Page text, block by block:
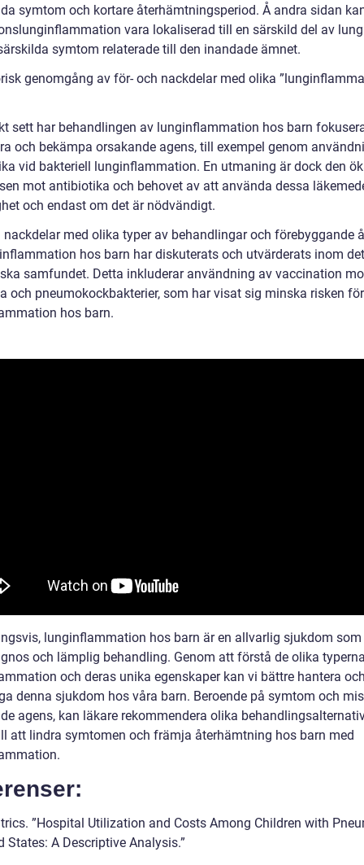
symtom och kortare återhämtningsperiod. Å andra sidan
vara lokaliserad till en särskild del av
symtom relaterade till den inandade ämnet.
genomgång av för- och nackdelar med olika
sett har behandlingen av lunginflammation hos barn
och bekämpa orsakande agens, till exempel genom
vid bakteriell lunginflammation. En utmaning är dock den
mot antibiotika och behovet av att använda dessa
och endast om det är nödvändigt.
nackdelar med olika typer av behandlingar och förebyggande
hos barn har diskuterats och utvärderats inom det
samfundet. Detta inkluderar användning av vaccination
och pneumokockbakterier, som har visat sig minska risken för
hos barn.
lunginflammation hos barn är en allvarlig sjukdom som
och lämplig behandling. Genom att förstå de olika
och deras unika egenskaper kan vi bättre hantera
denna sjukdom hos våra barn. Beroende på symtom och
agens, kan läkare rekommendera olika
att lindra symtomen och främja återhämtning hos barn med
”Hospital Utilization and Costs Among Children with
States: A Descriptive Analysis.”